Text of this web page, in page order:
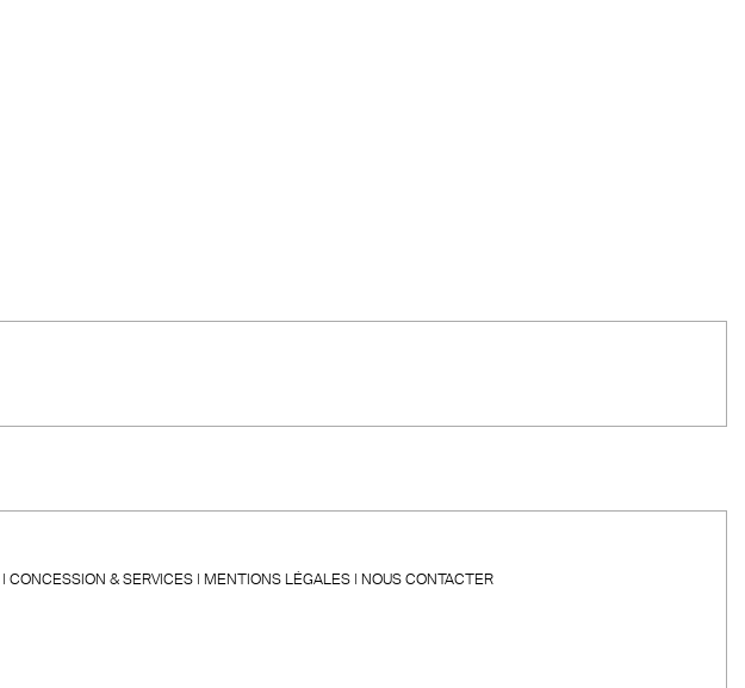
CONCESSION & SERVICES MENTIONS LÉGALES NOUS CONTACTER